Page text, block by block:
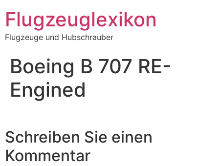
Inhalt
springen
Flugzeuglexikon
Flugzeuge und Hubschrauber
Boeing B 707 RE-
Engined
Schreiben Sie einen
Kommentar